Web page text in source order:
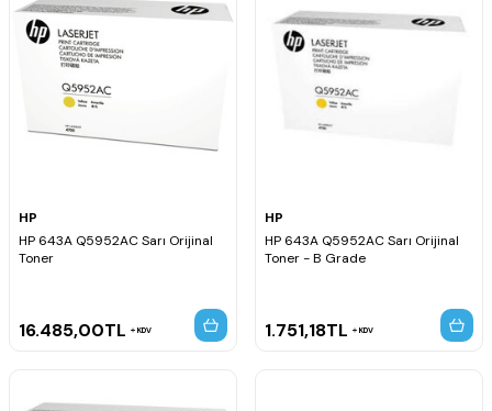
HP
HP 643A Q5952AC Sarı Orijinal
Toner
16.485,00TL KDV
HP
HP 643A Q5952AC Sarı Orijinal
Toner - B Grade
1.751,18TL KDV